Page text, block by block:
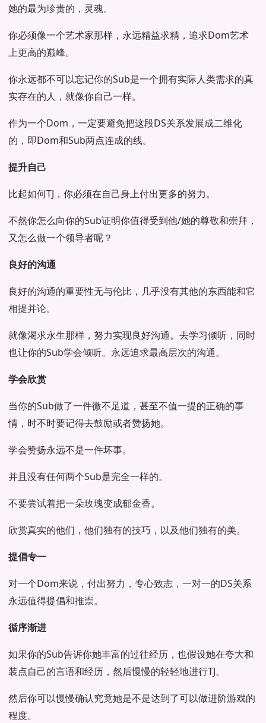
她的最为珍贵的，灵魂。
你必须像一个艺术家那样，永远精益求精，追求Dom艺术
上更高的巅峰。
你永远都不可以忘记你的Sub是一个拥有实际人类需求的真
实存在的人，就像你自己一样。
作为一个Dom，一定要避免把这段DS关系发展成二维化
的，即Dom和Sub两点连成的线。
提升自己
比起如何TJ，你必须在自己身上付出更多的努力。
不然你怎么向你的Sub证明你值得受到他/她的尊敬和崇拜，
又怎么做一个领导者呢？
良好的沟通
良好的沟通的重要性无与伦比，几乎没有其他的东西能和它
相提并论。
就像渴求永生那样，努力实现良好沟通。去学习倾听，同时
也让你的Sub学会倾听。永远追求最高层次的沟通。
学会欣赏
当你的Sub做了一件微不足道，甚至不值一提的正确的事
情，时不时要记得去鼓励或者赞扬她。
学会赞扬永远不是一件坏事。
并且没有任何两个Sub是完全一样的。
不要尝试着把一朵玫瑰变成郁金香。
欣赏真实的他们，他们独有的技巧，以及他们独有的美。
提倡专一
对一个Dom来说，付出努力，专心致志，一对一的DS关系
永远值得提倡和推崇。
循序渐进
如果你的Sub告诉你她丰富的过往经历，也假设她在夸大和
装点自己的言语和经历，然后慢慢的轻轻地进行TJ。
然后你可以慢慢确认究竟她是不是达到了可以做进阶游戏的
程度。